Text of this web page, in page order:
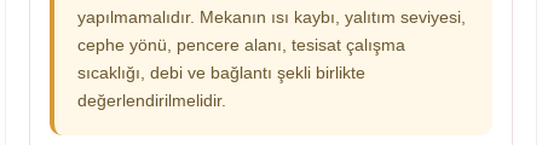
yapılmamalıdır. Mekanın ısı kaybı, yalıtım seviyesi,
cephe yönü, pencere alanı, tesisat çalışma
sıcaklığı, debi ve bağlantı şekli birlikte
değerlendirilmelidir.